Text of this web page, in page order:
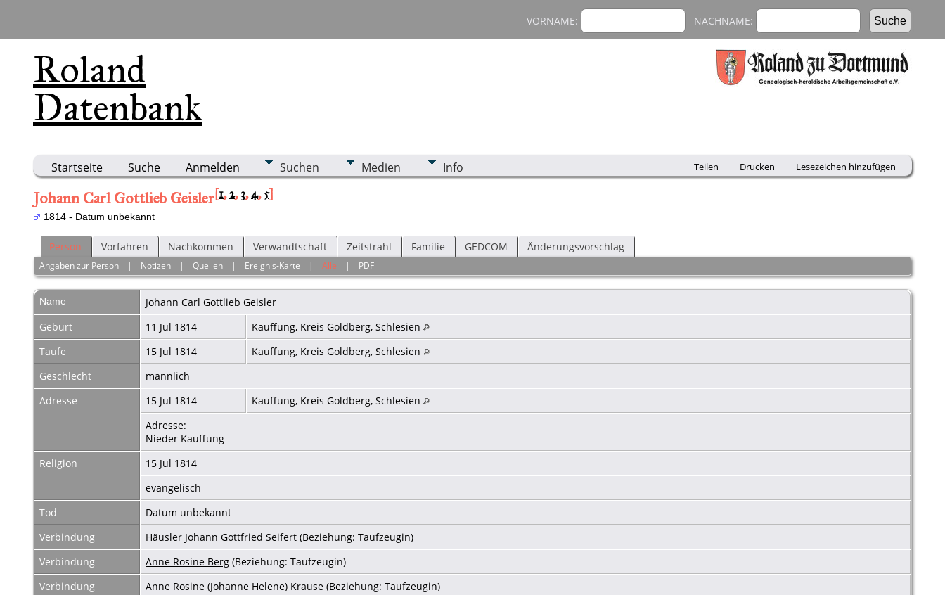
Roland
Datenbank
VORNAME: NACHNAME:
Startseite Suche Anmelden Suchen Medien Info Teilen Drucken Lesezeichen hinzufügen
Johann Carl Gottlieb Geisler[1,2,3,4,5]
1814 - Datum unbekannt
Person Vorfahren Nachkommen Verwandtschaft Zeitstrahl Familie GEDCOM Änderungsvorschlag
Angaben zur Person | Notizen |Quellen | Ereignis-Karte |Alle | PDF
Name Johann Carl Gottlieb Geisler
Geburt
11 Jul 1814
Kauffung, Kreis Goldberg, Schlesien
Taufe
15 Jul 1814
Kauffung, Kreis Goldberg, Schlesien
Geschlecht
männlich
Adresse
15 Jul 1814
Kauffung, Kreis Goldberg, Schlesien
Adresse:
Nieder Kauffung
Religion
15 Jul 1814
evangelisch
Tod
Datum unbekannt
Verbindung
Häusler Johann Gottfried Seifert (Beziehung: Taufzeugin)
Verbindung
Anne Rosine Berg (Beziehung: Taufzeugin)
Verbindung
Anne Rosine (Johanne Helene) Krause (Beziehung: Taufzeugin)